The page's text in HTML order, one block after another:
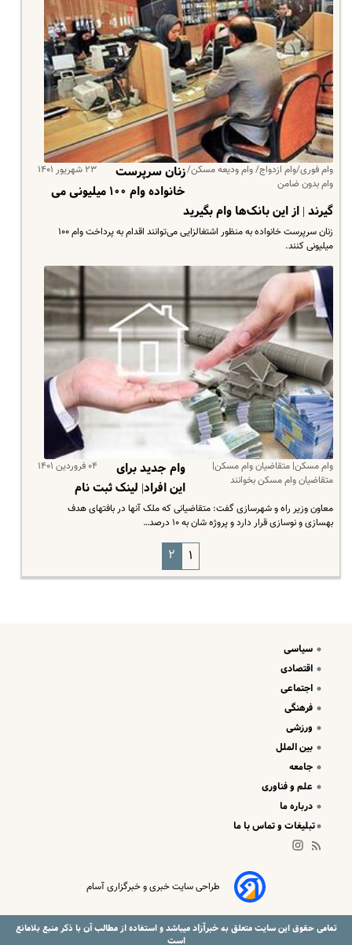
وام فوری/وام ازدواج/ وام ودیعه مسکن/
وام بدون ضامن
۲۳ شهریور ۱۴۰۱
زنان سرپرست
خانواده وام ۱۰۰ میلیونی می
گیرند | از این بانک‌ها وام بگیرید
زنان سرپرست خانواده به منظور اشتغالزایی می‌توانند اقدام به پرداخت وام ۱۰۰
میلیونی کنند.
وام مسکن| متقاضیان وام مسکن|
متقاضیان وام مسکن بخوانند
۰۴ فروردین ۱۴۰۱
وام جدید برای
این افراد| لینک ثبت نام
معاون وزیر راه و شهرسازی گفت: متقاضیانی که ملک آنها در بافتهای هدف
بهسازی و نوسازی قرار دارد و پروژه شان به ۱۰ درصد…
۱ ۲
سیاسی
اقتصادی
اجتماعی
فرهنگی
ورزشی
بین الملل
جامعه
علم و فناوری
درباره ما
تبلیغات و تماس با ما
طراحی سایت خبری و خبرگزاری آسام
تمامی حقوق این سایت متعلق بهخبرآزادمیباشد و استفاده از مطالب آن با ذکر منبع بلامانع
است